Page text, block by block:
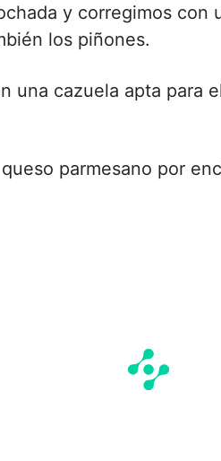
y corregimos con
los piñones.
una cazuela apta para
parmesano por